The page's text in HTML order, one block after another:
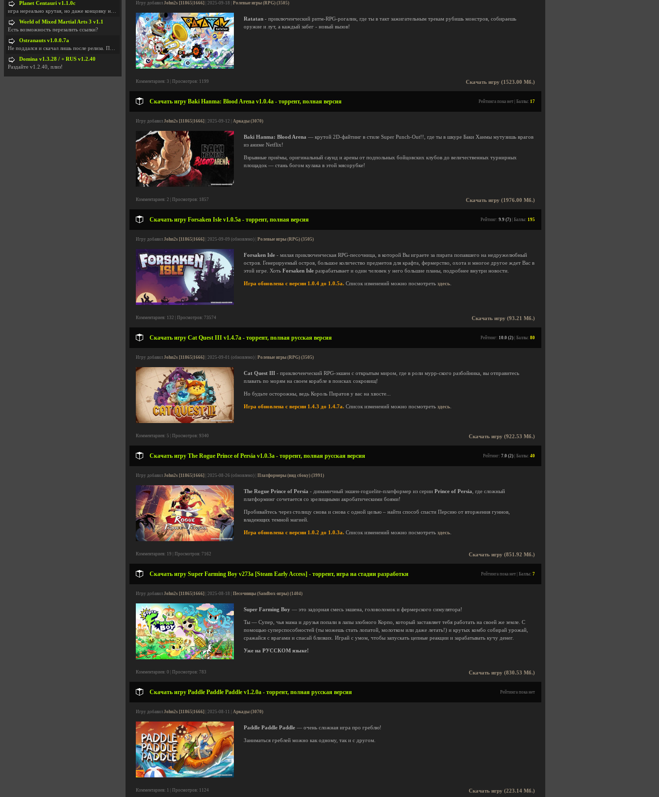
Игру добавил John2s [11865|1666] | 2025-09-18 | Ролевые игры (RPG) (3505)
Ratatan - приключенческий ритм-RPG-рогалик, где ты в такт зажигательным трекам рубишь монстров, собираешь
оружие и лут, а каждый забег - новый вызов!
Скачать игру (1523.00 Мб.)
Комментариев: 3 | Просмотров: 1199
Скачать игру Baki Hanma: Blood Arena v1.0.4a - торрент, полная версия Рейтинга пока нет | Баллы: 17
Игру добавил John2s [11865|1666] | 2025-09-12 | Аркады (3070)
Baki Hanma: Blood Arena — крутой 2D-файтинг в стиле Super Punch-Out!!, где ты в шкуре Баки Ханмы мутузишь врагов
из аниме Netflix!
Взрывные приёмы, оригинальный саунд и арены от подпольных бойцовских клубов до величественных турнирных
площадок — стань богом кулака в этой мясорубке!
Скачать игру (1976.00 Мб.)
Комментариев: 2 | Просмотров: 1857
Скачать игру Forsaken Isle v1.0.5a - торрент, полная версия Рейтинг: 9.9 (7) | Баллы: 195
Игру добавил John2s [11865|1666] | 2025-09-09 (обновлено) | Ролевые игры (RPG) (3505)
Forsaken Isle - милая приключенческая RPG-песочница, в которой Вы играете за пирата попавшего на недружелюбный
остров. Генерируемый остров, большое количество предметов для крафта, фермерство, охота и многое другое ждет Вас в
этой игре. Хоть Forsaken Isle разрабатывает и один человек у него большие планы, подробнее внутри новости.
Игра обновлена с версии 1.0.4 до 1.0.5a. Список изменений можно посмотреть здесь
Скачать игру (93.21 Мб.)
Комментариев: 132 | Просмотров: 73574
Скачать игру Cat Quest III v1.4.7a - торрент, полная русская версия Рейтинг: 10.0 (2) | Баллы: 80
Игру добавил John2s [11865|1666] | 2025-09-01 (обновлено) | Ролевые игры (RPG) (3505)
Cat Quest III - приключенческий RPG-экшен с открытым миром, где в роли мурр-ского разбойника, вы отправитесь
плавать по морям на своем корабле в поисках сокровищ!
Но будьте осторожны, ведь Король Пиратов у вас на хвосте...
Игра обновлена с версии 1.4.3 до 1.4.7a. Список изменений можно посмотреть здесь
Скачать игру (922.53 Мб.)
Комментариев: 5 | Просмотров: 9340
Скачать игру The Rogue Prince of Persia v1.0.3a - торрент, полная русская версия Рейтинг: 7.0 (2) | Баллы: 40
Игру добавил John2s [11865|1666] | 2025-08-26 (обновлено) | Платформеры (вид сбоку) (3991)
The Rogue Prince of Persia - динамичный экшен-roguelite-платформер из серии Prince of Persia , где сложный
платформинг сочетается со зрелищными акробатическими боями!
Пробивайтесь через столицу снова и снова с одной целью – найти способ спасти Персию от вторжения гуннов,
владеющих темной магией.
Игра обновлена с версии 1.0.2 до 1.0.3a. Список изменений можно посмотреть здесь
Скачать игру (851.92 Мб.)
Комментариев: 19 | Просмотров: 7162
Скачать игру Super Farming Boy v273a [Steam Early Access] - торрент, игра на стадии разработки Рейтинга пока нет | Баллы: 7
Игру добавил John2s [11865|1666] | 2025-08-18 | Песочницы (Sandbox-игры) (1404)
Super Farming Boy — это задорная смесь экшена, головоломок и фермерского симулятора!
Ты — Супер, чья мама и друзья попали в лапы злобного Корпо, который заставляет тебя работать на своей же земле. С
помощью суперспособностей (ты можешь стать лопатой, молотком или даже летать!) и крутых комбо собирай урожай,
сражайся с врагами и спасай близких. Играй с умом, чтобы запускать цепные реакции и зарабатывать кучу денег.
Уже на РУССКОМ языке!
Скачать игру (830.53 Мб.)
Комментариев: 0 | Просмотров: 783
Скачать игру Paddle Paddle Paddle v1.2.0a - торрент, полная русская версия Рейтинга пока нет
Игру добавил John2s [11865|1666] | 2025-08-11 | Аркады (3070)
Paddle Paddle Paddle — очень сложная игра про греблю!
Заниматься греблей можно как одному, так и с другом.
Скачать игру (223.14 Мб.)
Комментариев: 1 | Просмотров: 1124
Planet Centauri v1.1.0c
игра нереально крутая, но даже концовку не удосужи
World of Mixed Martial Arts 3 v1.1
Есть возможность перезалить ссылки?
Ostranauts v1.0.0.7a
Не поддался и скачал лишь после релиза. Посмотрим,
Domina v1.3.28 / + RUS v1.2.40
Раздайте v1.2.40, плиз!